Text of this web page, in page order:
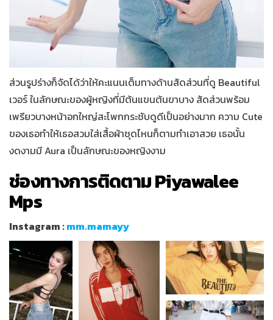
ส่วนรูปร่างก็จัดได้ว่าให้คะแนนเต็มทางด้านสัดส่วนที่ดู Beautiful
เวอร์ ในลักษณะของผู้หญิงที่มีต้นแขนต้นขาบาง สัดส่วนพร้อม
เพรียวบางหน้าอกใหญ่สะโพกกระชับดูดีเป็นอย่างมาก ความ Cute
ของเธอทำให้เธอสวมใส่เสื้อผ้าชุดไหนก็ตามทำเอาสวย เธอนั้น
งดงามมี Aura เป็นลักษณะของหญิงงาม
ช่องทางการติดตาม Piyawalee
Mps
Instagram :mm.mamayy